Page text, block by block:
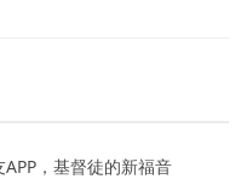
，基督徒的新福音